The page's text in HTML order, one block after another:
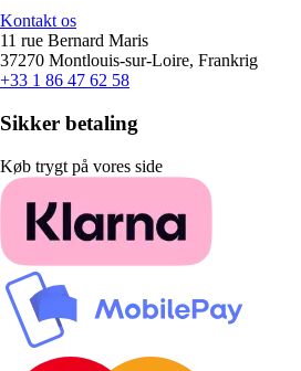
Kontakt os
11 rue Bernard Maris
37270 Montlouis-sur-Loire, Frankrig
+33 1 86 47 62 58
Sikker betaling
Køb trygt på vores side